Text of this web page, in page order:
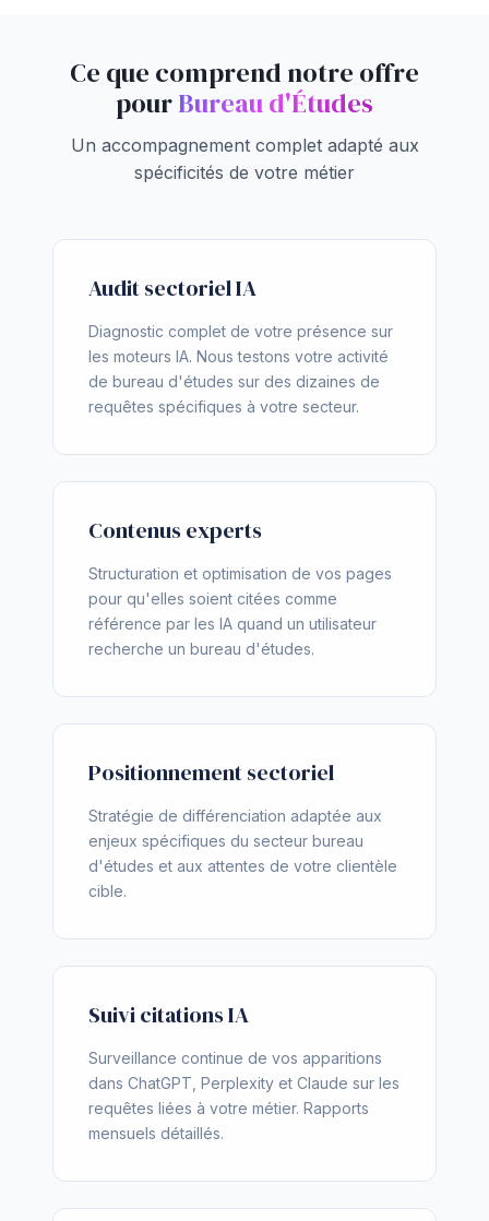
Ce que comprend notre offre
pourBureau d'Études
Un accompagnement complet adapté aux
spécificités de votre métier
Audit sectoriel IA
Diagnostic complet de votre présence sur
les moteurs IA. Nous testons votre activité
de bureau d'études sur des dizaines de
requêtes spécifiques à votre secteur.
Contenus experts
Structuration et optimisation de vos pages
pour qu'elles soient citées comme
référence par les IA quand un utilisateur
recherche un bureau d'études.
Positionnement sectoriel
Stratégie de différenciation adaptée aux
enjeux spécifiques du secteur bureau
d'études et aux attentes de votre clientèle
cible.
Suivi citations IA
Surveillance continue de vos apparitions
dans ChatGPT, Perplexity et Claude sur les
requêtes liées à votre métier. Rapports
mensuels détaillés.